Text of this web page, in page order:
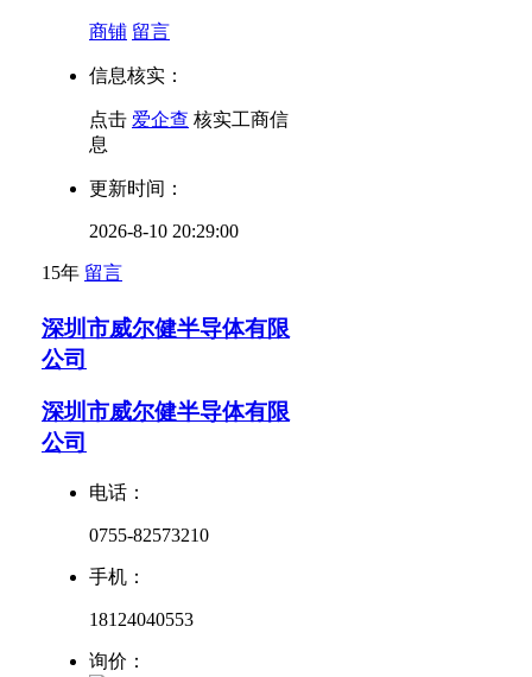
商铺 留言
信息核实：
点击 爱企查 核实工商信
息
更新时间：
2026-8-10 20:29:00
15年 留言
深圳市威尔健半导体有限
公司
深圳市威尔健半导体有限
公司
电话：
0755-82573210
手机：
18124040553
询价：